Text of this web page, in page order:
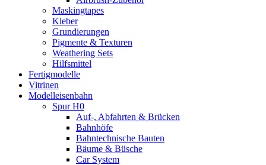
Maskingtapes
Kleber
Grundierungen
Pigmente & Texturen
Weathering Sets
Hilfsmittel
Fertigmodelle
Vitrinen
Modelleisenbahn
Spur H0
Auf-, Abfahrten & Brücken
Bahnhöfe
Bahntechnische Bauten
Bäume & Büsche
Car System